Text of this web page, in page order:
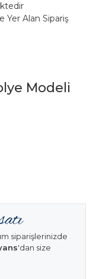
Yer Alan Sipariş
Modeli
siparişlerinizde
'dan size